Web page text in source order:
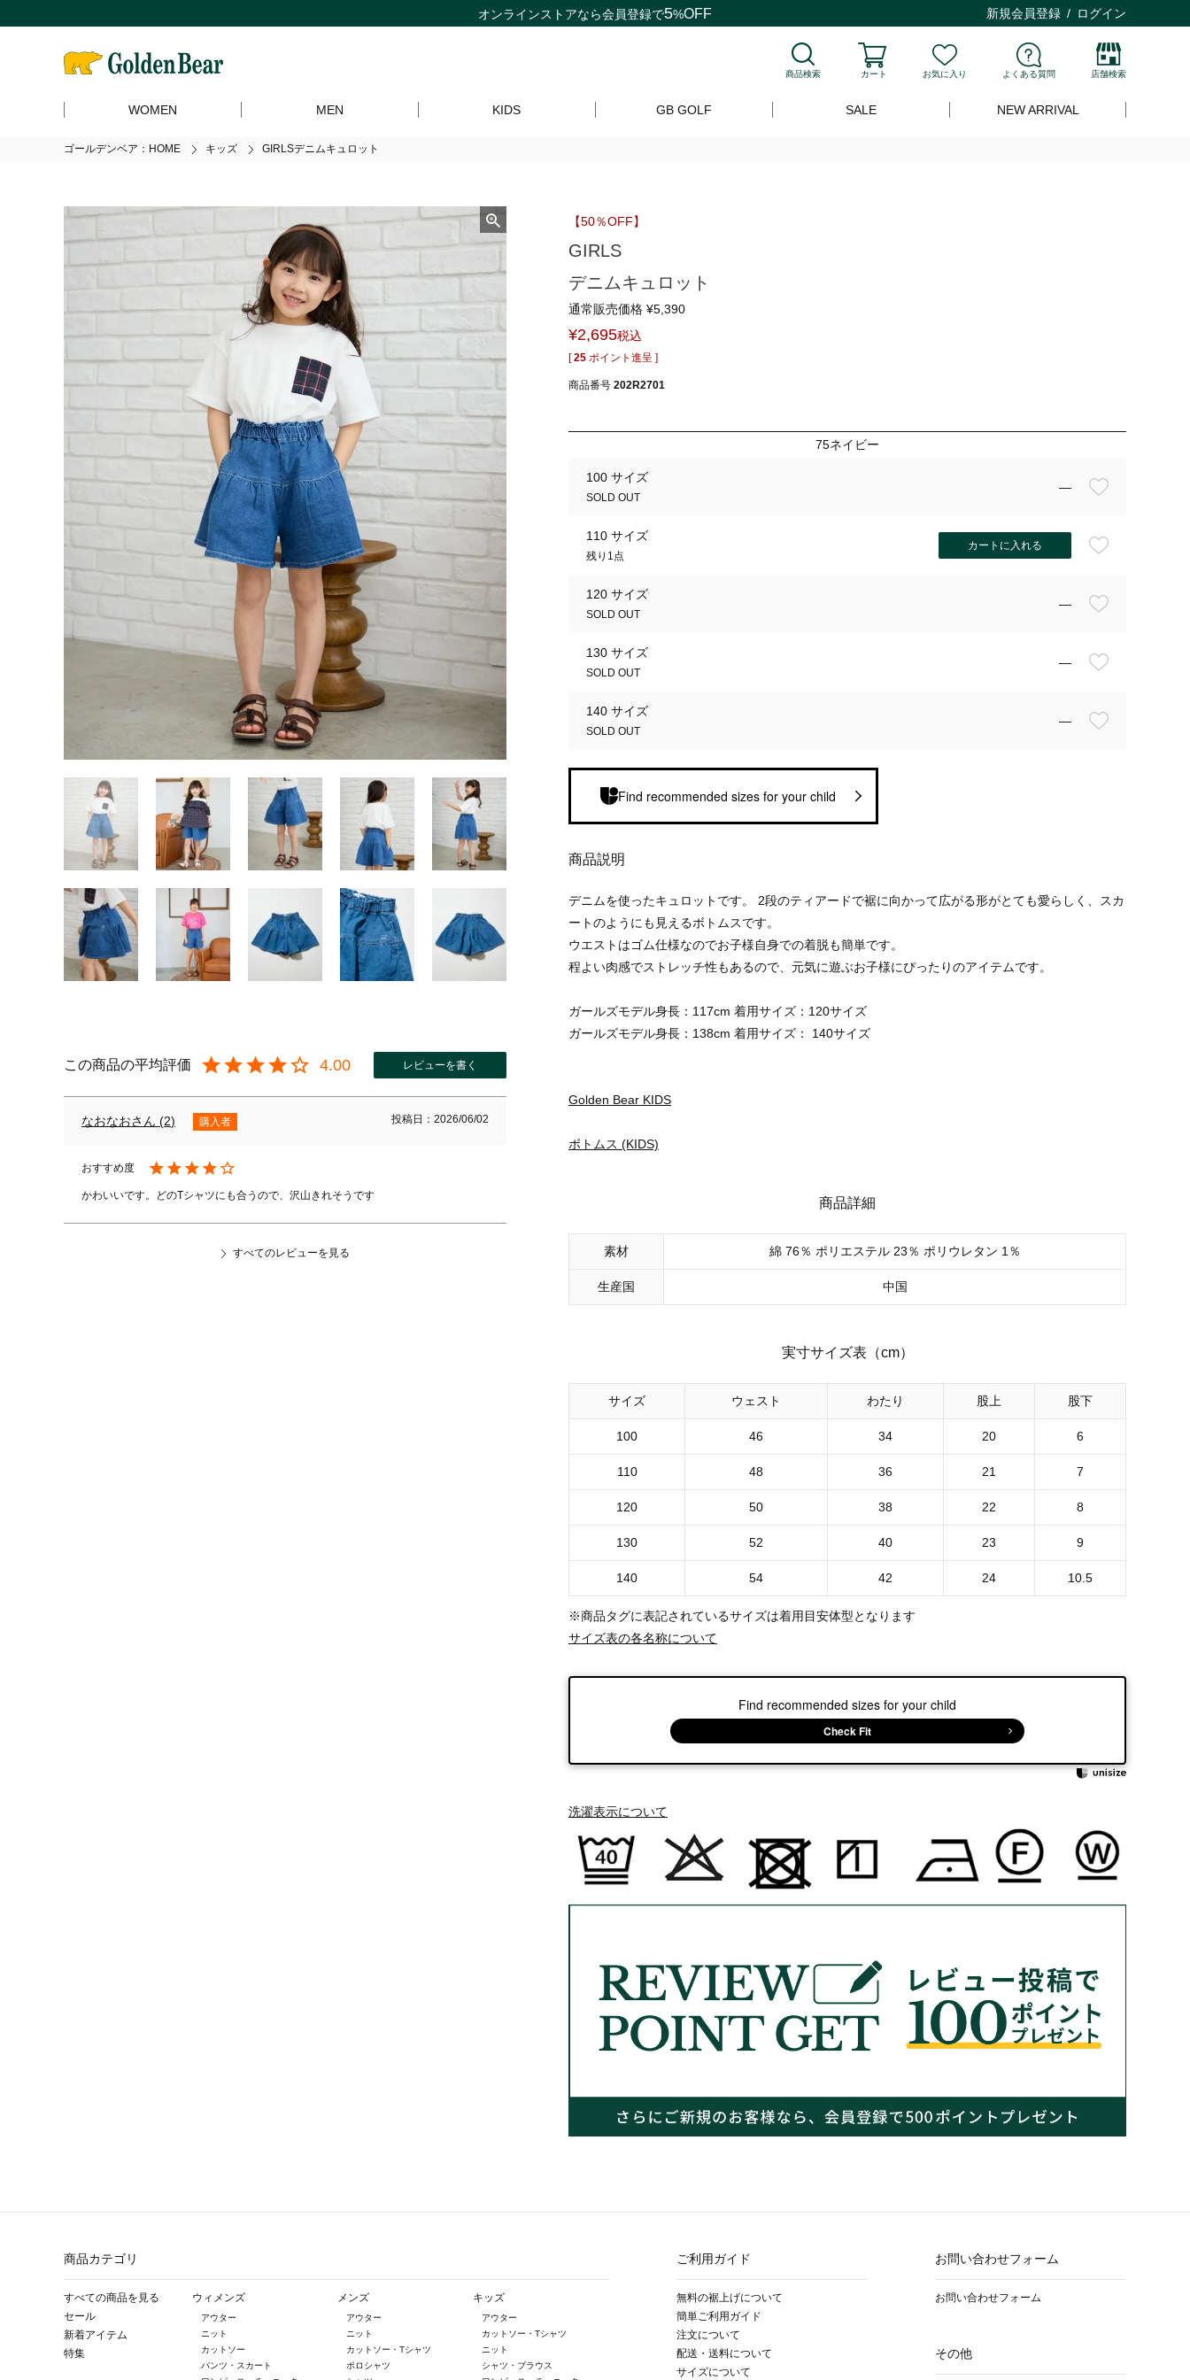
オンラインストアなら会員登録で5%OFF 新規会員登録 ログイン
商品検索 カート お気に入り よくある質問 店舗検索
WOMEN MEN KIDS GB GOLF SALE NEW ARRIVAL
ゴールデンベア：HOME キッズ GIRLSデニムキュロット
4.00
なおなお 2 購入者 投稿日 2026/06/02
かわいいです。どのTシャツにも合うので、沢山きれそうです
すべてのレビューを見る
レビューを書く
【50％OFF】
GIRLS
デニムキュロット
通常販売価格 ¥5,390
¥2,695税込
[ 25 ポイント進呈 ]
商品番号 202R2701
75ネイビー
100 サイズ
SOLD OUT
—
110 サイズ
残り1点
カートに入れる
120 サイズ
SOLD OUT
—
130 サイズ
SOLD OUT
—
140 サイズ
SOLD OUT
—
Find recommended sizes for your child
商品説明
デニムを使ったキュロットです。 2段のティアードで裾に向かって広がる形がとても愛らしく、スカ
ートのようにも見えるボトムスです。
ウエストはゴム仕様なのでお子様自身での着脱も簡単です。
程よい肉感でストレッチ性もあるので、元気に遊ぶお子様にぴったりのアイテムです。
ガールズモデル身長：117cm 着用サイズ：120サイズ
ガールズモデル身長：138cm 着用サイズ： 140サイズ
Golden Bear KIDS
ボトムス (KIDS)
商品詳細
素材 綿 76％ ポリエステル 23％ ポリウレタン 1％
生産国 中国
実寸サイズ表（cm）
サイズ ウェスト わたり 股上 股下
100 46 34 20 6
110 48 36 21 7
120 50 38 22 8
130 52 40 23 9
140 54 42 24 10.5
※商品タグに表記されているサイズは着用目安体型となります
サイズ表の各名称について
Find recommended sizes for your child
Check Fit
洗濯表示について
商品カテゴリ
すべての商品を見る
セール
新着アイテム
特集
ウィメンズ
アウター
ニット
カットソー
パンツ・スカート
メンズ
アウター
ニット
カットソー・Tシャツ
ポロシャツ
キッズ
アウター
カットソー・Tシャツ
ニット
シャツ・ブラウス
ご利用ガイド
無料の裾上げについて
簡単ご利用ガイド
注文について
配送・送料について
サイズについて
お問い合わせフォーム
お問い合わせフォーム
その他